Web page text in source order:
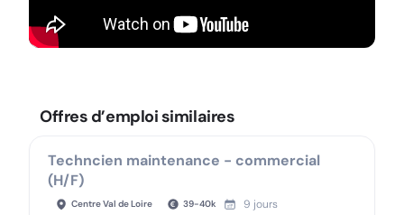
Offres d’emploi similaires
Techncien maintenance - commercial
(H/F)
Centre Val de Loire 39-40k 9 jours